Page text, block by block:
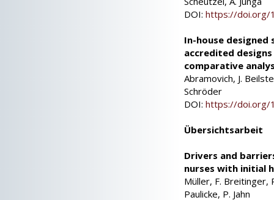
DOI:https://doi.org/
In-house
accredited
comparative
Abramovich, J.
Schröder
DOI:https://doi.org/
Übersichtsarbeit
Drivers and
nurses with initial
Müller, F. Breitinger,
Paulicke, P. Jahn